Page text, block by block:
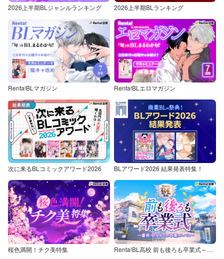
2026上半期BLジャンルランキング 2026上半期BLランキング
Renta!BLマガジン Renta!BLエロマガジン
次に来るBLコミックアワード2026 BLアワード2026 結果発表特集！
桜色満開！チク美特集 Renta!BL高校 前も後ろも卒業式～童貞・処女からの卒業アルバム～